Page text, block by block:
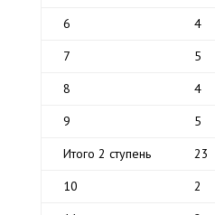
6
4
7
5
8
4
9
5
Итого 2 ступень
23
10
2